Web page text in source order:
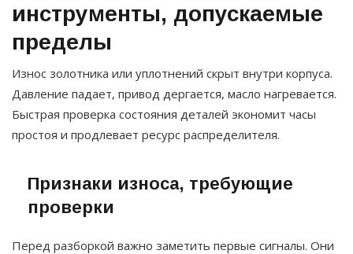
инструменты, допускаемые
пределы
Износ золотника или уплотнений скрыт внутри корпуса.
Давление падает, привод дергается, масло нагревается.
Быстрая проверка состояния деталей экономит часы
простоя и продлевает ресурс распределителя.
Признаки износа, требующие
проверки
Перед разборкой важно заметить первые сигналы. Они